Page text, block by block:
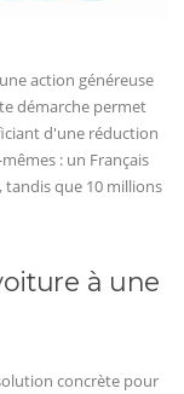
action généreuse
démarche permet
d'une réduction
: un Français
que 10 millions
à une
concrète pour